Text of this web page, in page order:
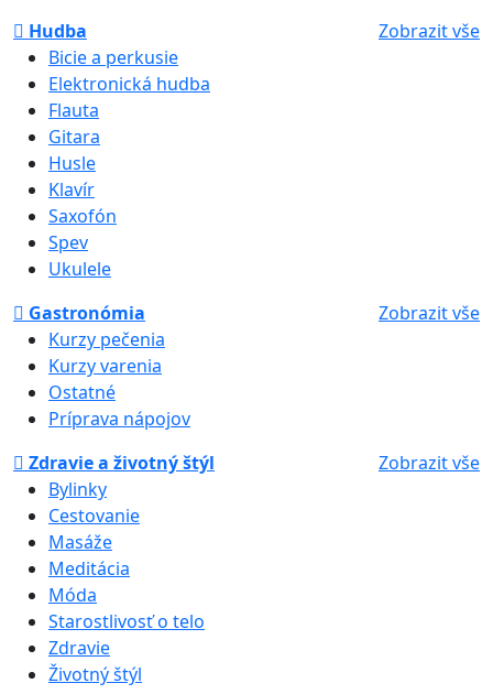
Hudba
Zobrazit vše
Bicie a perkusie
Elektronická hudba
Flauta
Gitara
Husle
Klavír
Saxofón
Spev
Ukulele
Gastronómia
Zobrazit vše
Kurzy pečenia
Kurzy varenia
Ostatné
Príprava nápojov
Zdravie a životný štýl
Zobrazit vše
Bylinky
Cestovanie
Masáže
Meditácia
Móda
Starostlivosť o telo
Zdravie
Životný štýl